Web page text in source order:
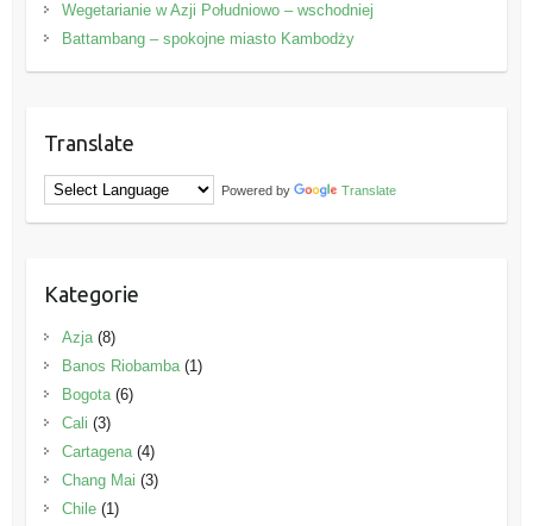
Wegetarianie w Azji Południowo – wschodniej
Battambang – spokojne miasto Kambodży
Translate
Powered by Translate
Kategorie
Azja(8)
Banos Riobamba(1)
Bogota(6)
Cali (3)
Cartagena(4)
Chang Mai (3)
Chile(1)